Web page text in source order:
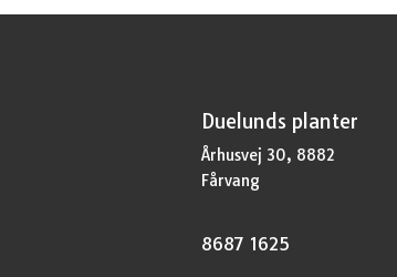
Duelunds planter
Århusvej 30, 8882
Fårvang
8687 1625